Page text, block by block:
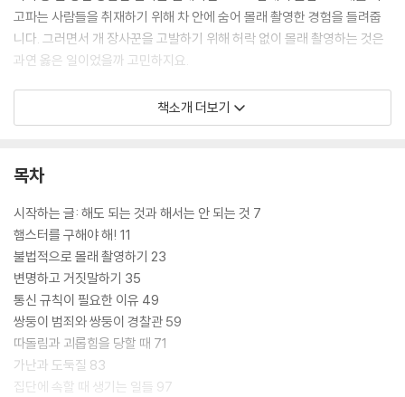
고파는 사람들을 취재하기 위해 차 안에 숨어 몰래 촬영한 경험을 들려줍
니다. 그러면서 개 장사꾼을 고발하기 위해 허락 없이 몰래 촬영하는 것은
과연 옳은 일이었을까 고민하지요.
최근에는 누구나 스마트폰으로 무엇이든 촬영할 수 있지요. 하지만 다른
사람을 촬영할 때는 반드시 허락이 필요합니다. 사람은 누구나 사생활을
인에 올리는 것을 불법이에요. 그렇다면 우리 주변의 수많은 감시카메라
느낄 수는 있고, 혹시 있을 범죄를 미리 막아주기도 하지만, 감시카메라가
온종일 나의 행동을 감시한다는 걸 좋아할 사람은 없을 거예요. 이처럼 어
떤 일이 옳고, 어떤 일이 그르다고 규정하는 것은 쉬운 일이 아니에요.
저자 엘리는 이렇게 말해요.
“우리는 좋은 일을 계속하기 위해 서로 격려하는 것이 중요해요. 누군가 무
엇을 잘못할 때는 기분 나쁘지 않게 지적해 주고, 누군가 좋은 일을 하면 크
게 칭찬해 주는 거죠. 칭찬을 들으면 누구나 기분이 좋으니까요. 결국 모든
책소개 더보기
목차
시작하는 글: 해도 되는 것과 해서는 안 되는 것 7
햄스터를 구해야 해! 11
불법적으로 몰래 촬영하기 23
변명하고 거짓말하기 35
통신 규칙이 필요한 이유 49
쌍둥이 범죄와 쌍둥이 경찰관 59
따돌림과 괴롭힘을 당할 때 71
가난과 도둑질 83
집단에 속할 때 생기는 일들 97